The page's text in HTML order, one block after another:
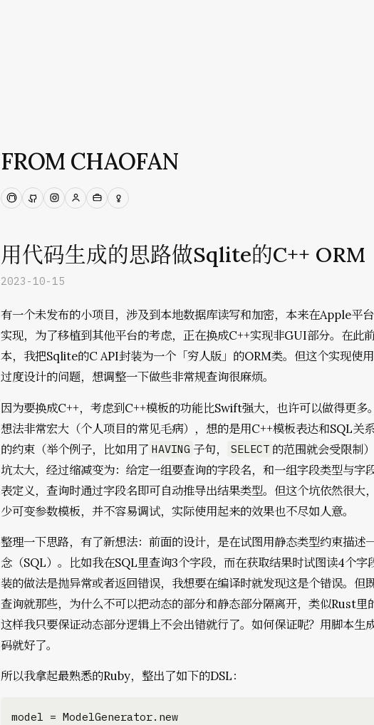
FROM CHAOFAN
Mastodon
GitHubInstagram
Persona
WorkIdeas
用代码生成的思路做Sqlite的C++ ORM
2023-10-15
有一个未发布的小项目，涉及到本地数据库读写和加密，本来在Apple平
实现，为了移植到其他平台的考虑，正在换成C++实现非GUI部分。在此
本，我把Sqlite的C API封装为一个「穷人版」的ORM类。但这个实现使
过度设计的问题，想调整一下做些非常规查询很麻烦。
因为要换成C++，考虑到C++模板的功能比Swift强大，也许可以做得更多
想法非常宏大（个人项目的常见毛病），想的是用C++模板表达和SQL关
的约束（举个例子，比如用了 HAVING 子句， SELECT 的范围就会受限制
坑太大，经过缩减变为：给定一组要查询的字段名，和一组字段类型与字
表定义，查询时通过字段名即可自动推导出结果类型。但这个坑依然很大
少可变参数模板，并不容易调试，实际使用起来的效果也不尽如人意。
整理一下思路，有了新想法：前面的设计，是在试图用静态类型约束描述
念（SQL）。比如我在SQL里查询3个字段，而在获取结果时试图读4个字
装的做法是抛异常或者返回错误，我想要在编译时就发现这是个错误。但
查询就那些，为什么不可以把动态的部分和静态部分隔离开，类似Rust里
这样我只要保证动态部分逻辑上不会出错就行了。如何保证呢？用脚本生
码就好了。
所以我拿起最熟悉的Ruby，整出了如下的DSL：
model = ModelGenerator.new